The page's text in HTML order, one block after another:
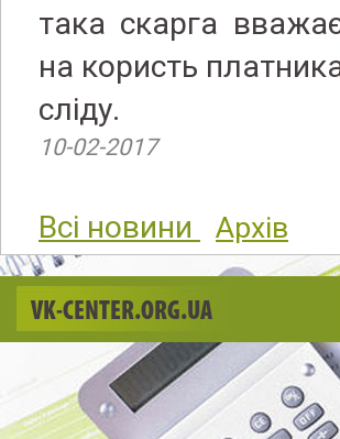
така скарга
на користь
сліду.
10-02-2017
Всі новини Архів
VK-CENTER.ORG.UA